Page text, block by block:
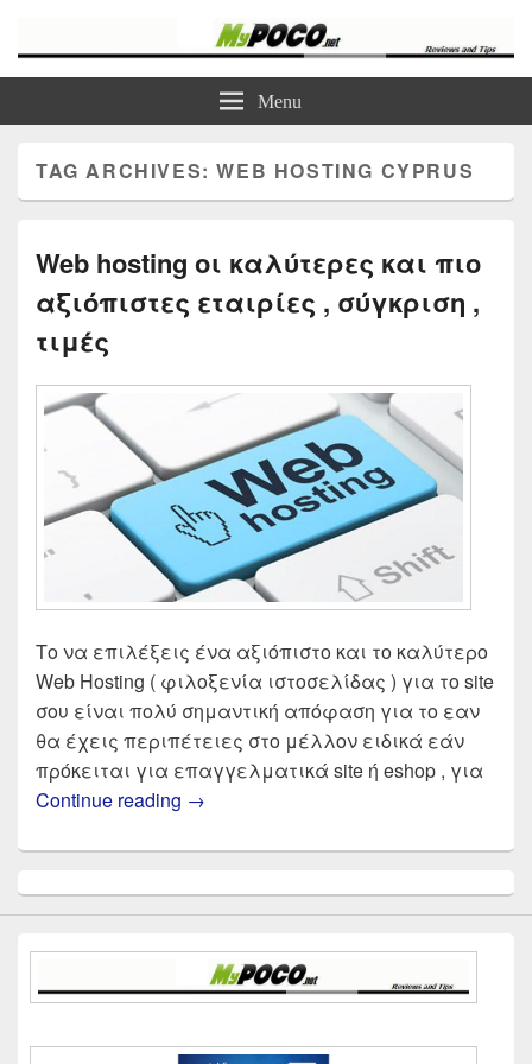
Τα καλύτερα Reviews , Συγκρίσεις , VPN , Webhosting
Menu
TAG ARCHIVES:WEB HOSTING CYPRUS
Web hosting οι καλύτερες και πιο
αξιόπιστες εταιρίες , σύγκριση ,
τιμές
Το να επιλέξεις ένα αξιόπιστο και το καλύτερο
Web Hosting ( φιλοξενία ιστοσελίδας ) για το site
σου είναι πολύ σημαντική απόφαση για το εαν
θα έχεις περιπέτειες στο μέλλον ειδικά εάν
πρόκειται για επαγγελματικά site ή eshop , για
Continue reading Web hosting οι καλύτερες και πιο
→
Sidebar
Widget